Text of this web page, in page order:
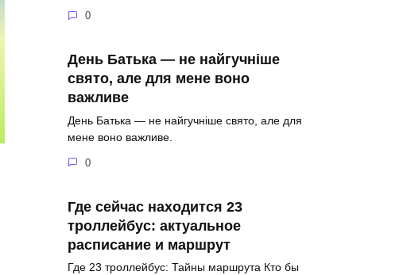
0
День Батька — не найгучніше
свято, але для мене воно
важливе
День Батька — не найгучніше свято, але для
мене воно важливе.
0
Где сейчас находится 23
троллейбус: актуальное
расписание и маршрут
Где 23 троллейбус: Тайны маршрута Кто бы